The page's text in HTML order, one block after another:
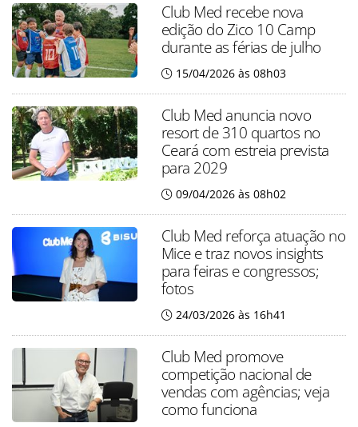
Club Med recebe nova
edição do Zico 10 Camp
durante as férias de julho
15/04/2026 às 08h03
Club Med anuncia novo
resort de 310 quartos no
Ceará com estreia prevista
para 2029
09/04/2026 às 08h02
Club Med reforça atuação no
Mice e traz novos insights
para feiras e congressos;
fotos
24/03/2026 às 16h41
Club Med promove
competição nacional de
vendas com agências; veja
como funciona